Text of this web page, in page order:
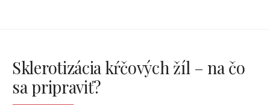
Sklerotizácia kŕčových žíl – na čo
sa pripraviť?